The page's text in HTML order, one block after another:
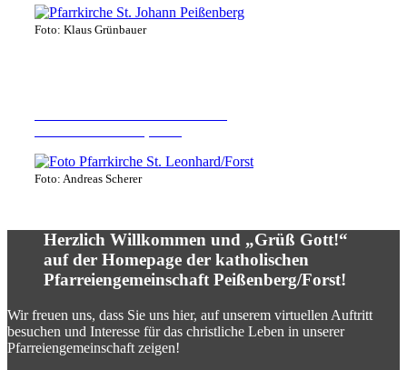
Foto: Klaus Grünbauer
Foto: Andreas Scherer
Herzlich Willkommen und „Grüß Gott!“
auf der Homepage der katholischen
Pfarreiengemeinschaft Peißenberg/Forst!
Wir freuen uns, dass Sie uns hier, auf unserem virtuellen Auftritt
besuchen und Interesse für das christliche Leben in unserer
Pfarreiengemeinschaft zeigen!